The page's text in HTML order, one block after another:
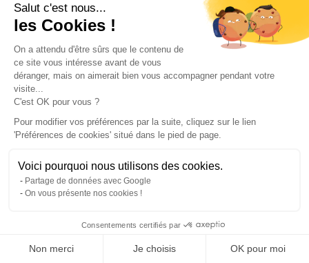
Salut c'est nous...
les Cookies !
On a attendu d'être sûrs que le contenu de
ce site vous intéresse avant de vous
déranger, mais on aimerait bien vous accompagner pendant votre
visite...
C'est OK pour vous ?
Pour modifier vos préférences par la suite, cliquez sur le lien
'Préférences de cookies' situé dans le pied de page.
Voici pourquoi nous utilisons des cookies.
Partage de données avec Google
On vous présente nos cookies !
Consentements certifiés par
Non merci Je choisis OK pour moi
Domaine Buisson Charles, Clos Micault 2022
Pommard 1er cru rouge 75cl
117,00 €TTC